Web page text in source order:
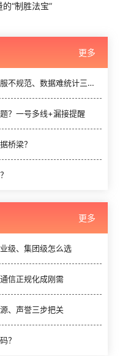
“制胜法宝”
更多
范、数据难统计三大难题？
？一号多线+漏接提醒
桥梁？
更多
级、集团级怎么选
信正规化成刚需
、声誉三步把关
？